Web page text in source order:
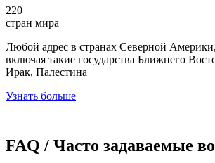
220
стран мира
Любой адрес в странах Северной
включая такие государства Ближнего
Ирак, Палестина
Узнать больше
FAQ / Часто задаваемые